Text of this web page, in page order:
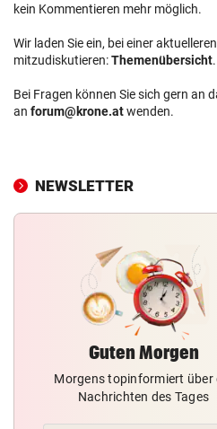
kein Kommentieren mehr möglich.
Wir laden Sie ein, bei einer
mitzudiskutieren:Themenübersicht.
Bei Fragen können Sie sich gern an
an forum@krone.atwenden.
NEWSLETTER
Guten Morgen
Morgens topinformiert über
Nachrichten des Tages